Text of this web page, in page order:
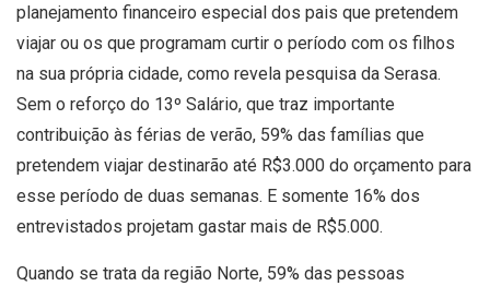
planejamento financeiro especial dos pais que pretendem
viajar ou os que programam curtir o período com os filhos
na sua própria cidade, como revela pesquisa da Serasa.
Sem o reforço do 13º Salário, que traz importante
contribuição às férias de verão, 59% das famílias que
pretendem viajar destinarão até R$3.000 do orçamento para
esse período de duas semanas. E somente 16% dos
entrevistados projetam gastar mais de R$5.000.
Quando se trata da região Norte, 59% das pessoas